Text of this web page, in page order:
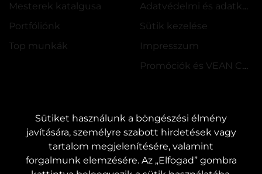
Mesterek katalgusa
Portfóliónk
Top munkák
Adatvédelmi és adatkezelési szabályzat
Sütik kezelése
Impresszum
Promóciók és VEAN COINS szabályzata
KAPCSOLAT
Kapcsolatfelvétel:customers@vean-tattoo.hu
Sütiket használunk a böngészési élmény
javítására, személyre szabott hirdetések vagy
tartalom megjelenítésére, valamint
forgalmunk elemzésére. Az „Elfogad” gombra